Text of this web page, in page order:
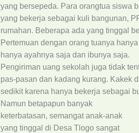
yang bersepeda. Para orangtua siswa
yang bekerja sebagai kuli bangunan,
rumahan. Beberapa ada yang tinggal
Pertemuan dengan orang tuanya
hanya ayahnya saja dan ibunya saja.
Pengiriman uang sekolah juga tidak
pas-pasan dan kadang kurang. Kakek
sedikit karena hanya bekerja sebagai
Namun betapapun banyak
keterbatasan, semangat anak-anak
yang tinggal di Desa Tlogo sangat